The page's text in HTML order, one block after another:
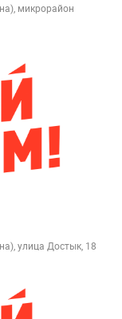
микрорайон
улица Достык, 18